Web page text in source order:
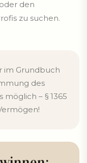
den
zu suchen.
im Grundbuch
des
– § 1365